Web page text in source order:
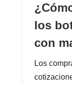
los
con
Los